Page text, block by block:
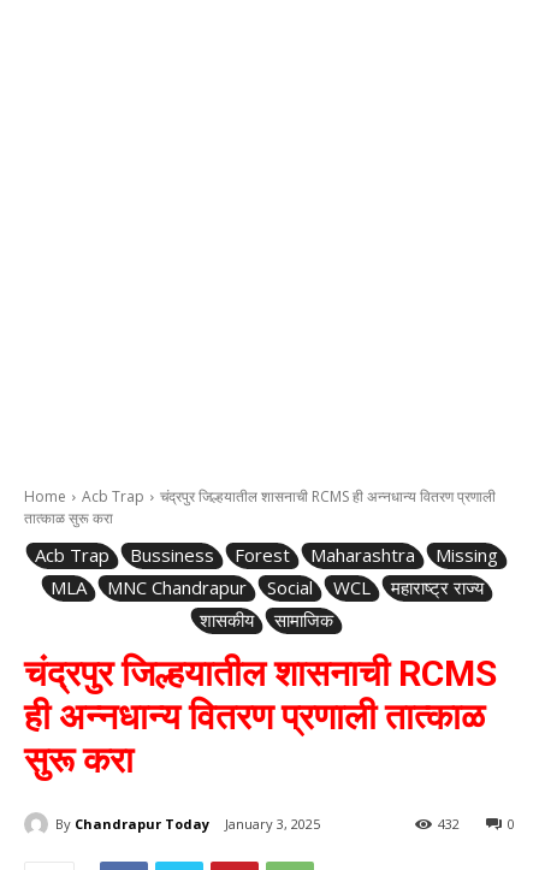
Home Acb Trap
चंद्रपुर जिल्हयातील शासनाची RCMS ही अन्नधान्य वितरण प्रणाली
तात्काळ सुरू करा
Acb Trap Bussiness Forest Maharashtra
Missing
MLA
MNC Chandrapur Social WCL
महाराष्ट्र राज्य
शासकीय
सामाजिक
चंद्रपुर जिल्हयातील शासनाची RCMS
ही अन्नधान्य वितरण प्रणाली तात्काळ
सुरू करा
By Chandrapur Today January 3, 2025 0
432